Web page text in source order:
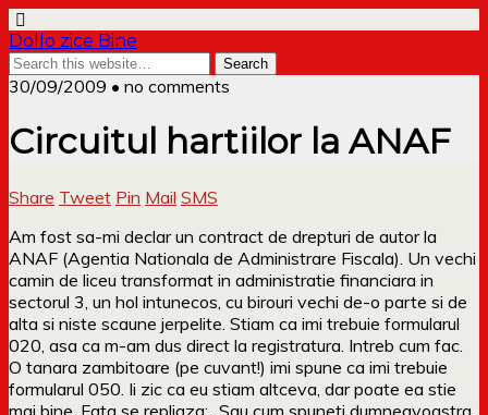
Dollo zice Bine
30/09/2009 • no comments
Circuitul hartiilor la ANAF
Share Tweet Pin Mail SMS
Am fost sa-mi declar un contract de drepturi de autor la
ANAF (Agentia Nationala de Administrare Fiscala). Un vechi
camin de liceu transformat in administratie financiara in
sectorul 3, un hol intunecos, cu birouri vechi de-o parte si de
alta si niste scaune jerpelite. Stiam ca imi trebuie formularul
020, asa ca m-am dus direct la registratura. Intreb cum fac.
O tanara zambitoare (pe cuvant!) imi spune ca imi trebuie
formularul 050. Ii zic ca eu stiam altceva, dar poate ea stie
mai bine. Fata se repliaza: „Sau cum spuneti dumneavoastra,